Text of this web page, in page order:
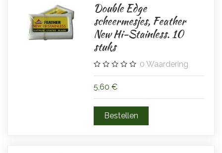
Double Edge
scheermesjes, Feather
New Hi-Stainless. 10
stuks
0 Waardering
5,60 €